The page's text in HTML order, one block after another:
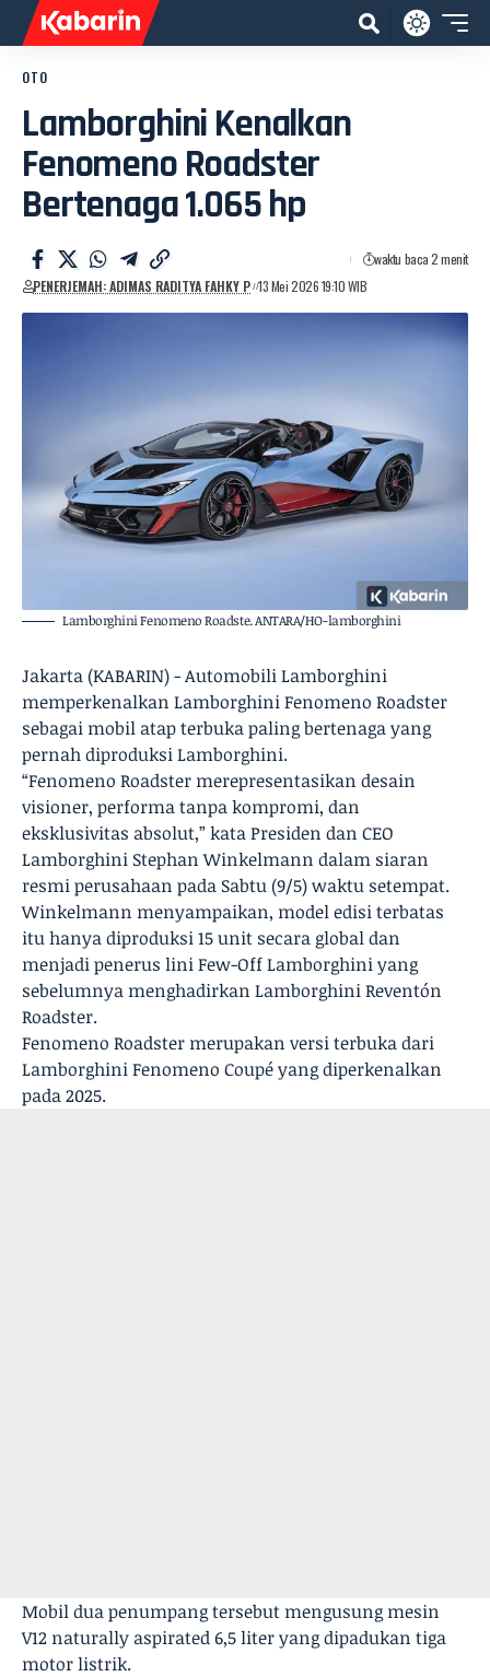
OTO
Lamborghini Kenalkan
Fenomeno Roadster
Bertenaga 1.065 hp
PENERJEMAH: ADIMAS RADITYA FAHKY P 13 Mei 2026 19:10 WIB
waktu baca 2 menit
Lamborghini Fenomeno Roadste. ANTARA/HO-lamborghini
Jakarta (KABARIN) - Automobili Lamborghini
memperkenalkan Lamborghini Fenomeno Roadster
sebagai mobil atap terbuka paling bertenaga yang
pernah diproduksi Lamborghini.
“Fenomeno Roadster merepresentasikan desain
visioner, performa tanpa kompromi, dan
eksklusivitas absolut,” kata Presiden dan CEO
Lamborghini Stephan Winkelmann dalam siaran
resmi perusahaan pada Sabtu (9/5) waktu setempat.
Winkelmann menyampaikan, model edisi terbatas
itu hanya diproduksi 15 unit secara global dan
menjadi penerus lini Few-Off Lamborghini yang
sebelumnya menghadirkan Lamborghini Reventón
Roadster.
Fenomeno Roadster merupakan versi terbuka dari
Lamborghini Fenomeno Coupé yang diperkenalkan
pada 2025.
Mobil dua penumpang tersebut mengusung mesin
V12 naturally aspirated 6,5 liter yang dipadukan tiga
motor listrik.